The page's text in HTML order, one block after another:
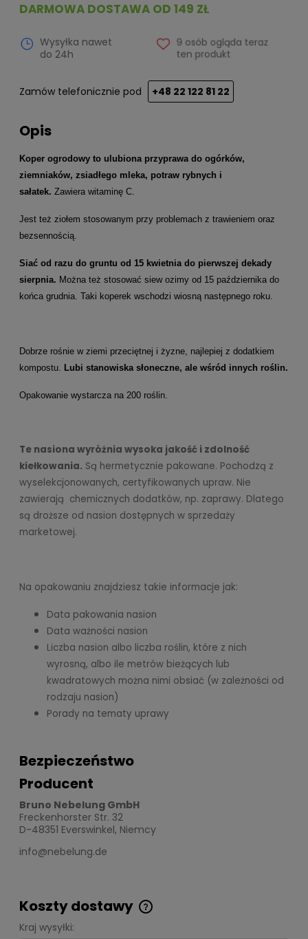
DARMOWA DOSTAWA OD 149 ZŁ
Wysyłka nawet
do 24h
9 osób ogląda teraz
ten produkt
Zamów telefonicznie pod +48 22 122 81 22
Opis
Koper ogrodowy to ulubiona przyprawa do ogórków,
ziemniaków, zsiadłego mleka, potraw rybnych i
sałatek. Zawiera witaminę C.
Jest też ziołem stosowanym przy problemach z trawieniem oraz
bezsennością.
Siać od razu do gruntu od 15 kwietnia do pierwszej dekady
sierpnia. Można też stosować siew ozimy od 15 października do
końca grudnia. Taki koperek wschodzi wiosną następnego roku.
Dobrze rośnie w ziemi przeciętnej i żyzne, najlepiej z dodatkiem
kompostu. Lubi stanowiska słoneczne, ale wśród innych roślin.
Opakowanie wystarcza na 200 roślin.
Te nasiona wyróżnia wysoka jakość i zdolność
kiełkowania. Są hermetycznie pakowane. Pochodzą z
wyselekcjonowanych, certyfikowanych upraw. Nie
zawierają chemicznych dodatków, np. zaprawy. Dlatego
są droższe od nasion dostępnych w sprzedaży
marketowej.
Na opakowaniu znajdziesz takie informacje jak:
Data pakowania nasion
Data ważności nasion
Liczba nasion albo liczba roślin, które z nich
wyrosną, albo ile metrów bieżących lub
kwadratowych można nimi obsiać (w zależności od
rodzaju nasion)
Porady na tematy uprawy
Bezpieczeństwo
Producent
Bruno Nebelung GmbH
Freckenhorster Str. 32
D-48351 Everswinkel, Niemcy
info@nebelung.de
Koszty dostawy
Cena nie zawiera ewentualnych kosztów
płatności
Kraj wysyłki: